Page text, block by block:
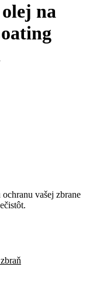
na
vašej zbrane